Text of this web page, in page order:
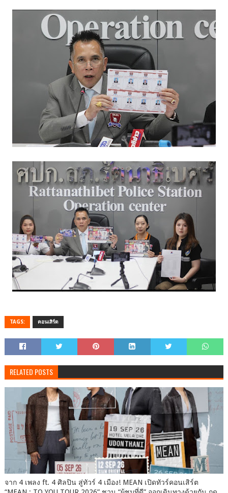
TAGS: คอนเสิร์ต
RELATED POSTS
จาก 4 เพลง ft. 4 ศิลปิน สู่ทัวร์ 4 เมือง! MEAN เปิดทัวร์คอนเสิร์ต